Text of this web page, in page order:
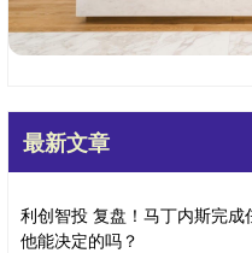
最新文章
利创智投 复盘！马丁内斯完
他能决定的吗？